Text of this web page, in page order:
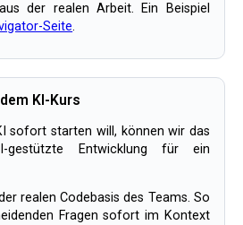
der realen Arbeit. Ein Beispiel
Seite.
KI-Kurs
Entwicklung für ein
Fragen sofort im Kontext